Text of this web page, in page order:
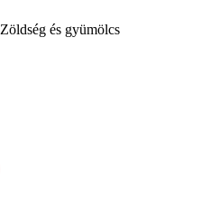
Zöldség és gyümölcs